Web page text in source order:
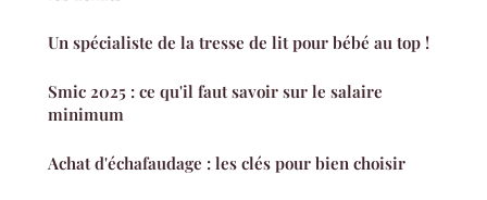
Un spécialiste de la tresse de lit pour bébé au top !
Smic 2025 : ce qu'il faut savoir sur le salaire
minimum
Achat d'échafaudage : les clés pour bien choisir